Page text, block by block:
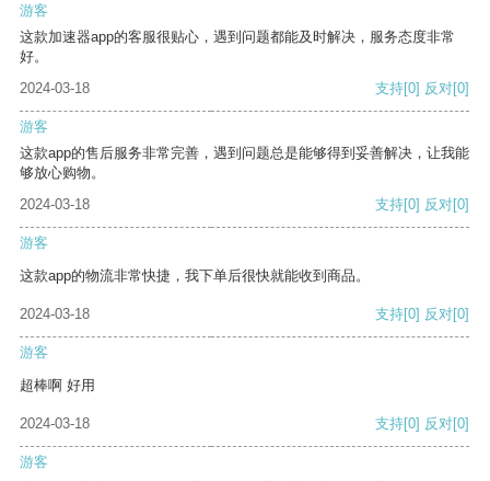
游客
这款加速器app的客服很贴心，遇到问题都能及时解决，服务态度非常
好。
2024-03-18
支持[0] 反对[0]
游客
这款app的售后服务非常完善，遇到问题总是能够得到妥善解决，让我能
够放心购物。
2024-03-18
支持[0] 反对[0]
游客
这款app的物流非常快捷，我下单后很快就能收到商品。
2024-03-18 支持[0] 反对[0]
游客
超棒啊 好用
2024-03-18 支持[0] 反对[0]
游客